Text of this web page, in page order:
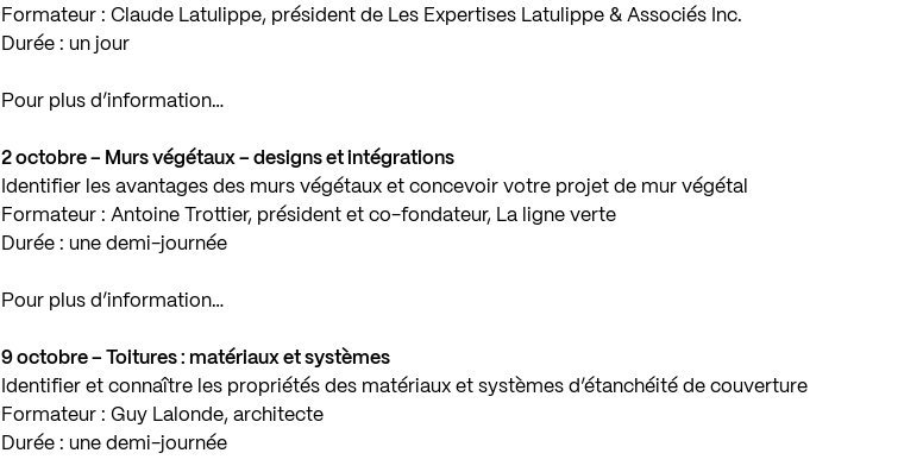
Formateur : Claude Latulippe, président de Les Expertises Latulippe & Associés Inc.
Durée : un jour
Pour plus d’information…
2 octobre – Murs végétaux – designs et intégrations
Identifier les avantages des murs végétaux et concevoir votre projet de mur végétal
Formateur : Antoine Trottier, président et co-fondateur, La ligne verte
Durée : une demi-journée
Pour plus d’information…
9 octobre – Toitures : matériaux et systèmes
Identifier et connaître les propriétés des matériaux et systèmes d’étanchéité de couverture
Formateur : Guy Lalonde, architecte
Durée : une demi-journée